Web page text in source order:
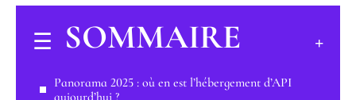
SOMMAIRE
Panorama 2025 : où en est l’hébergement d’API
aujourd’hui ?